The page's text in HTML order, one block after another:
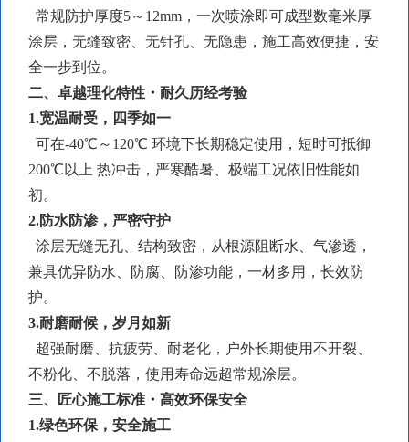
常规防护厚度5～12mm，一次喷涂即可成型数毫米厚
涂层，无缝致密、无针孔、无隐患，施工高效便捷，安
全一步到位。
二、卓越理化特性・耐久历经考验
1.宽温耐受，四季如一
可在-40℃～120℃ 环境下长期稳定使用，短时可抵御
200℃以上 热冲击，严寒酷暑、极端工况依旧性能如
初。
2.防水防渗，严密守护
涂层无缝无孔、结构致密，从根源阻断水、气渗透，
兼具优异防水、防腐、防渗功能，一材多用，长效防
护。
3.耐磨耐候，岁月如新
超强耐磨、抗疲劳、耐老化，户外长期使用不开裂、
不粉化、不脱落，使用寿命远超常规涂层。
三、匠心施工标准・高效环保安全
1.绿色环保，安全施工